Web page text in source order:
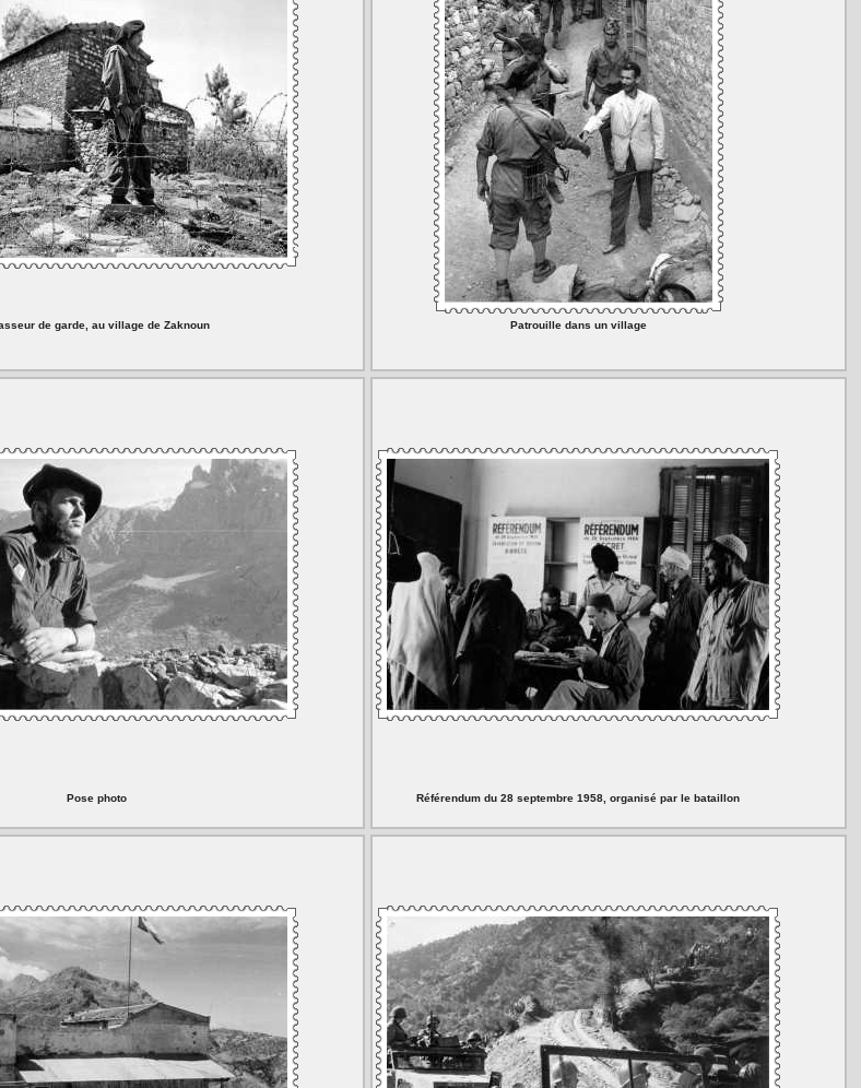
de garde, au village de Zaknoun Patrouille dans un village
Pose photo Référendum du 28 septembre 1958, organisé par le bataillon